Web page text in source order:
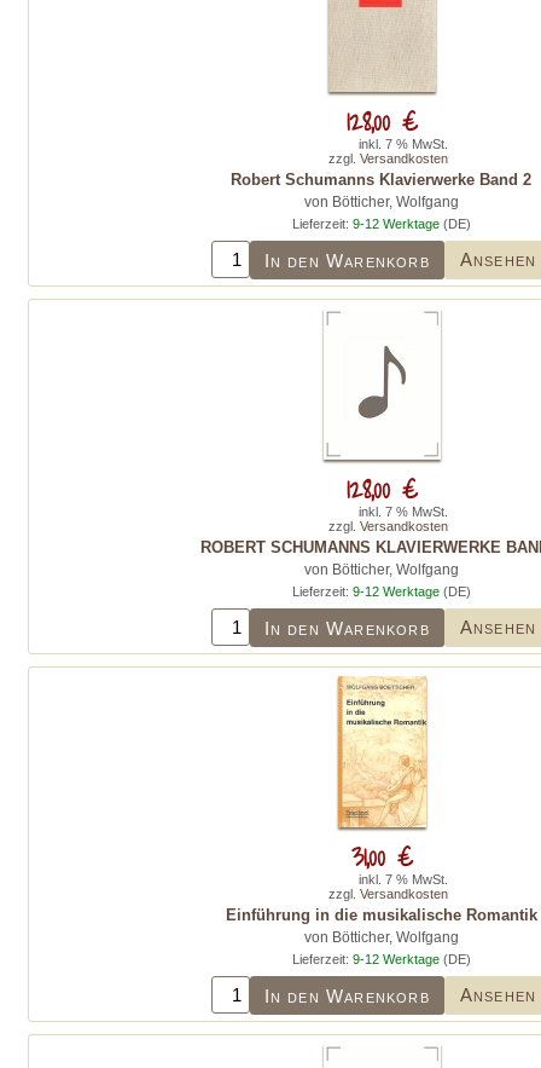
Robert Schumanns Klavierwerke Band 2
von Bötticher, Wolfgang
Lieferzeit: 9-12 Werktage(DE)
In den Warenkorb Ansehen
128,00 €
inkl. 7 % MwSt.
zzgl. Versandkosten
ROBERT SCHUMANNS KLAVIERWERKE
von Bötticher, Wolfgang
Lieferzeit: 9-12 Werktage (DE)
In den Warenkorb Ansehen
128,00 €
inkl. 7 % MwSt.
zzgl. Versandkosten
Einführung in die musikalische Romantik
von Bötticher, Wolfgang
Lieferzeit: 9-12 Werktage(DE)
In den Warenkorb Ansehen
31,00 €
inkl. 7 % MwSt.
zzgl. Versandkosten